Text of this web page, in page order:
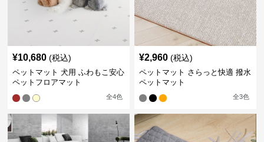
¥10,680 (税込)
ペットマット 犬用 ふわもこ安心
ペットフロアマット
全4色
¥2,960 (税込)
ペットマット さらっと快適 撥水
ペットマット
全3色